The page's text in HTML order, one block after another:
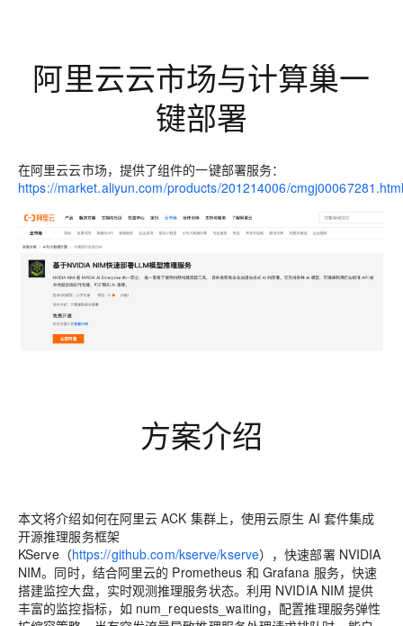
阿里云云市场与计算巢一
键部署
在阿里云云市场，提供了组件的一键部署服务：
https://market.aliyun.com/products/201214006/
方案介绍
本文将介绍如何在阿里云 ACK 集群上，使用云原生 AI 套件集成
开源推理服务框架
KServe（https://github.com/kserve/kserve），快速部署 NVIDIA
NIM。同时，结合阿里云的 Prometheus 和 Grafana 服务，快速
搭建监控大盘，实时观测推理服务状态。利用 NVIDIA NIM 提供
丰富的监控指标，如 num_requests_waiting，配置推理服务弹性